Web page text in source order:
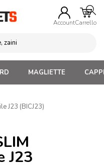
AccountCarrello
MAGLIETTE
J23 (BICJ23)
J23